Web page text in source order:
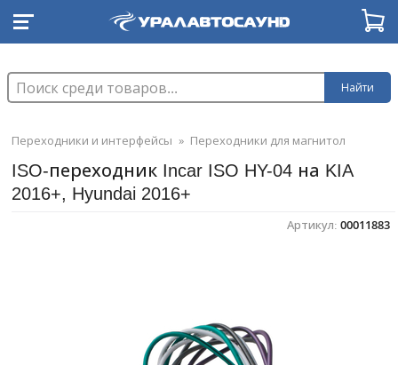
Найти
Переходники и интерфейсы » Переходники для магнитол
ISO-переходник Incar ISO HY-04 на KIA
2016+, Hyundai 2016+
Артикул: 00011883